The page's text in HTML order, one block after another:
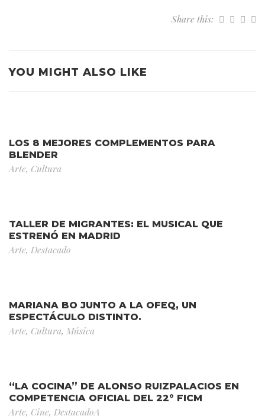
Share this:
YOU MIGHT ALSO LIKE
LOS 8 MEJORES COMPLEMENTOS PARA
BLENDER
Arte, Cultura
TALLER DE MIGRANTES: EL MUSICAL QUE
ESTRENÓ EN MADRID
Arte, Destacado
MARIANA BO JUNTO A LA OFEQ, UN
ESPECTÁCULO DISTINTO.
Arte, Cultura, Música
“LA COCINA” DE ALONSO RUIZPALACIOS EN
COMPETENCIA OFICIAL DEL 22° FICM
Arte, Cine, DestacadoA